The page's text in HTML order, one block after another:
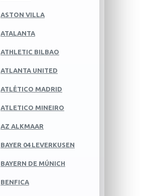
ASTON VILLA
ATALANTA
ATHLETIC BILBAO
ATLANTA UNITED
ATLÉTICO MADRID
ATLETICO MINEIRO
AZ ALKMAAR
BAYER 04 LEVERKUSEN
BAYERN DE MÚNICH
BENFICA